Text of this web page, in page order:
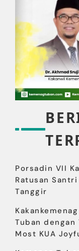
Porsadin VII
Ratusan
Tanggir
Tuban dengan
Most KUA